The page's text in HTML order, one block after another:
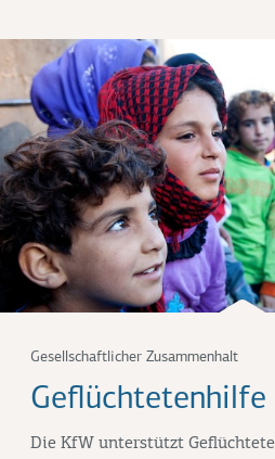
Gesellschaftlicher Zusammenhalt
Die KfW unterstützt